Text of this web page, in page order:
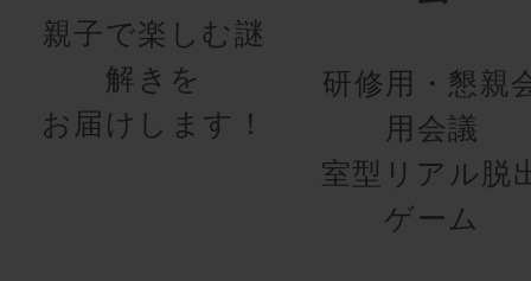
親子で楽しむ謎
解きを
お届けします！
研修用・懇親
用会議
室型リアル脱
ゲーム